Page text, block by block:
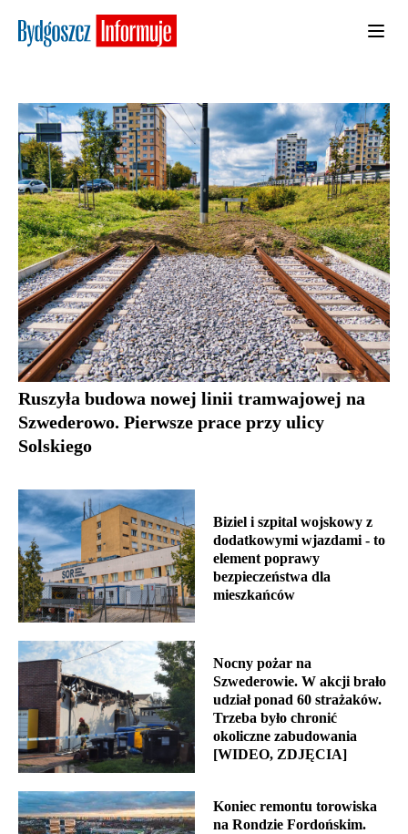
Ruszyła budowa nowej linii tramwajowej na
Szwederowo. Pierwsze prace przy ulicy
Solskiego
Biziel i szpital wojskowy z
dodatkowymi wjazdami - to
element poprawy
bezpieczeństwa dla
mieszkańców
Nocny pożar na
Szwederowie. W akcji brało
udział ponad 60 strażaków.
Trzeba było chronić
okoliczne zabudowania
[WIDEO, ZDJĘCIA]
Koniec remontu torowiska
na Rondzie Fordońskim.